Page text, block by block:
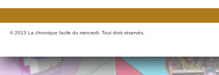
© 2013 La chronique facile du mercredi. Tout droit réservés.